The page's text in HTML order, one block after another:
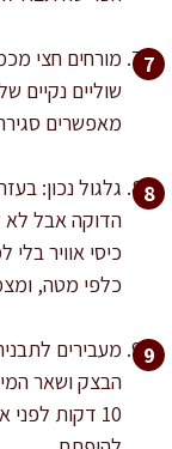
מורחים חצי
מאפשרים
גלגול נכון:
הדוקה אבל לא
כיסי אוויר
כלפי מטה,
מעבירים
הבצק ושאר
10 דקות